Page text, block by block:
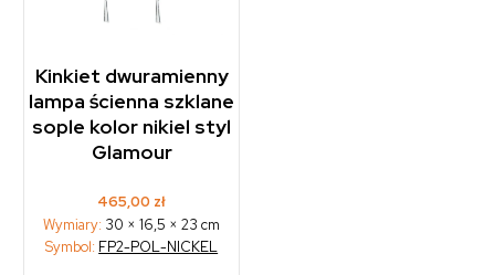
Kinkiet dwuramienny
lampa ścienna szklane
sople kolor nikiel styl
Glamour
465,00 zł
Wymiary: 30 × 16,5 × 23 cm
Symbol: FP2-POL-NICKEL